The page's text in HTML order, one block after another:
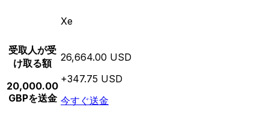
Xe
受取人が受
け取る額
20,000.00
GBPを送金
26,664.00 USD
+347.75 USD
今すぐ送金